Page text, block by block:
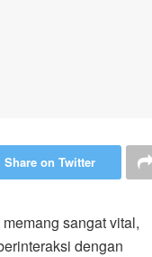
Share on Twitter
sangat vital,
dengan